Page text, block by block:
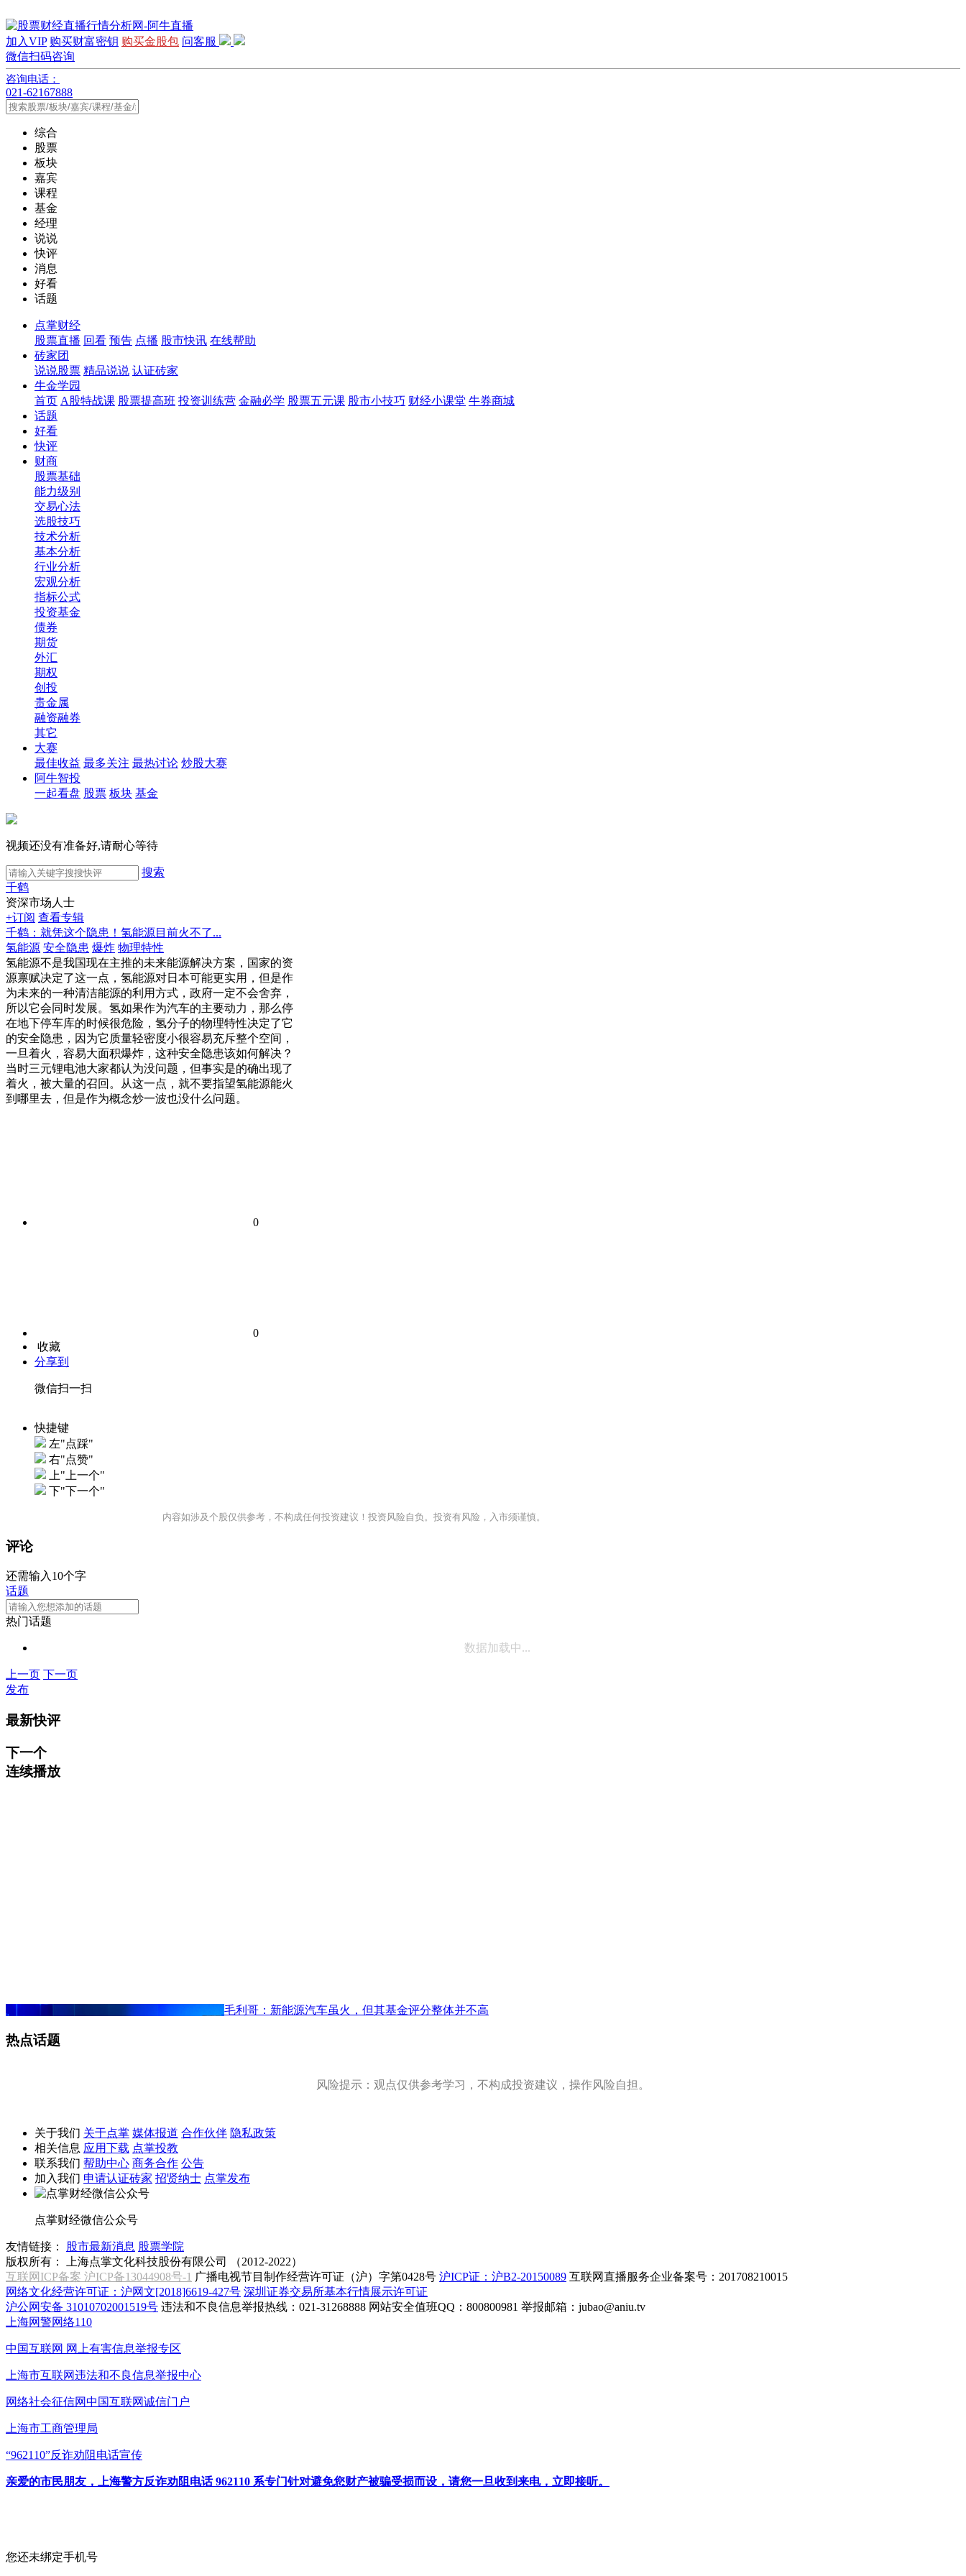
加入VIP 购买财富密钥 购买金股包 问客服
微信扫码咨询
咨询电话：
021-62167888
综合
股票
板块
嘉宾
课程
基金
经理
说说
快评
消息
好看
话题
点掌财经
股票直播 回看 预告 点播 股市快讯 在线帮助
砖家团
说说股票 精品说说 认证砖家
牛金学园
首页 A股特战课 股票提高班 投资训练营 金融必学 股票五元课 股市小技巧 财经小课堂 牛券商城
话题
好看
快评
财商
股票基础
能力级别
交易心法
选股技巧
技术分析
基本分析
行业分析
宏观分析
指标公式
投资基金
债券
期货
外汇
期权
创投
贵金属
融资融券
其它
大赛
最佳收益 最多关注 最热讨论 炒股大赛
阿牛智投
一起看盘 股票 板块 基金
视频还没有准备好,请耐心等待
搜索
千鹤
资深市场人士
+订阅 查看专辑
千鹤：就凭这个隐患！氢能源目前火不了...
氢能源 安全隐患 爆炸 物理特性
氢能源不是我国现在主推的未来能源解决方案，国家的资
源禀赋决定了这一点，氢能源对日本可能更实用，但是作
为未来的一种清洁能源的利用方式，政府一定不会舍弃，
所以它会同时发展。氢如果作为汽车的主要动力，那么停
在地下停车库的时候很危险，氢分子的物理特性决定了它
的安全隐患，因为它质量轻密度小很容易充斥整个空间，
一旦着火，容易大面积爆炸，这种安全隐患该如何解决？
当时三元锂电池大家都认为没问题，但事实是的确出现了
着火，被大量的召回。从这一点，就不要指望氢能源能火
到哪里去，但是作为概念炒一波也没什么问题。
0
0
收藏
分享到
微信扫一扫
快捷键
左"点踩"
右"点赞"
上"上一个"
下"下一个"
内容如涉及个股仅供参考，不构成任何投资建议！投资风险自负。投资有风险，入市须谨慎。
评论
还需输入10个字
话题
热门话题
数据加载中...
上一页 下一页
发布
最新快评
下一个
连续播放
毛利哥：新能源汽车虽火，但其基金评分整体并不高
热点话题
风险提示：观点仅供参考学习，不构成投资建议，操作风险自担。
关于我们 关于点掌 媒体报道 合作伙伴 隐私政策
相关信息 应用下载 点掌投教
联系我们 帮助中心 商务合作 公告
加入我们 申请认证砖家 招贤纳士 点掌发布
点掌财经微信公众号
友情链接： 股市最新消息 股票学院
版权所有：
上海点掌文化科技股份有限公司 （2012-2022）
互联网ICP备案 沪ICP备13044908号-1 广播电视节目制作经营许可证（沪）字第0428号 沪ICP证：沪B2-20150089 互联网直播服务企业备案号：201708210015
网络文化经营许可证：沪网文[2018]6619-427号 深圳证券交易所基本行情展示许可证
沪公网安备 31010702001519号 违法和不良信息举报热线：021-31268888 网站安全值班QQ：800800981 举报邮箱： jubao@aniu.tv
上海网警网络110
中国互联网 网上有害信息举报专区
上海市互联网违法和不良信息举报中心
网络社会征信网中国互联网诚信门户
上海市工商管理局
“962110”反诈劝阻电话宣传
亲爱的市民朋友，上海警方反诈劝阻电话 962110 系专门针对避免您财产被骗受损而设，请您一旦收到来电，立即接听。
您还未绑定手机号